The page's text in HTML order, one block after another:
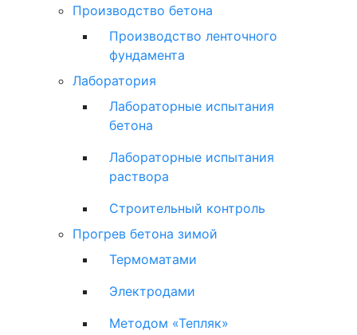
Производство бетона
Производство ленточного
фундамента
Лаборатория
Лабораторные испытания
бетона
Лабораторные испытания
раствора
Строительный контроль
Прогрев бетона зимой
Термоматами
Электродами
Методом «Тепляк»